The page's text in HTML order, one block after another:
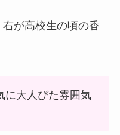
が高校生の頃の香
に大人びた雰囲気